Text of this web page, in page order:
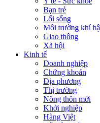
Bạn trẻ
Lối sống
Môi trường khí
Giao thông
Xã hội
Kinh tế
Doanh nghiệp
Chứng khoán
Địa phương
Thị trường
Nông thôn mới
Khởi nghiệp
Hàng Việt